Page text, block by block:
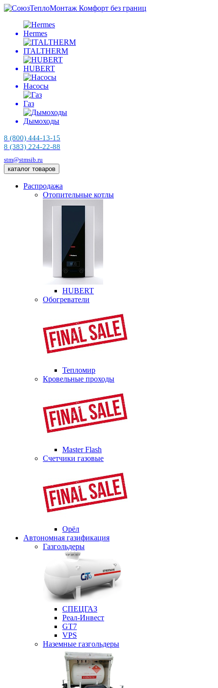
Комфорт без границ
Hermes
ITALTHERM
HUBERT
Насосы
Газ
Дымоходы
8 (800) 444-13-15
8 (383) 224-22-88
stm@stmsib.ru
каталог товаров
Распродажа
Отопительные котлы
HUBERT
Обогреватели
Тепломир
Кровельные проходы
Master Flash
Счетчики газовые
Орёл
Автономная газификация
Газгольдеры
СПЕЦГАЗ
Реал-Инвест
GT7
VPS
Наземные газгольдеры